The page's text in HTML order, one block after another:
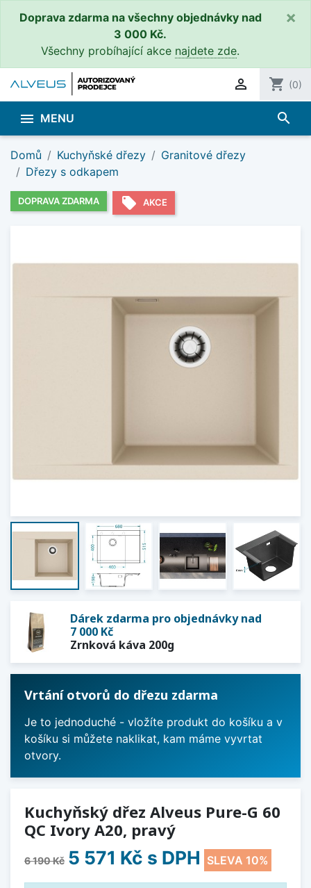
Doprava zdarma na všechny objednávky nad
3 000 Kč.
Všechny probíhající akce najdete zde.
×
 shopping_cart (0)
 MENU search
Domů Kuchyňské dřezy
Granitové dřezy
Dřezy s odkapem
DOPRAVA ZDARMA local_offer AKCE
Dárek zdarma pro objednávky nad
7 000 Kč
Zrnková káva 200g
Vrtání otvorů do dřezu zdarma
Je to jednoduché - vložíte produkt do košíku a v
košíku si můžete naklikat, kam máme vyvrtat
otvory.
Kuchyňský dřez Alveus Pure-G 60
QC Ivory A20, pravý
6 190 Kč 5 571 Kč s DPH SLEVA 10%